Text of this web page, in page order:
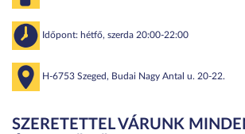
Időpont: hétfő, szerda 20:00-22:00
H-6753 Szeged, Budai Nagy Antal u. 20-22.
SZERETETTEL VÁRUNK